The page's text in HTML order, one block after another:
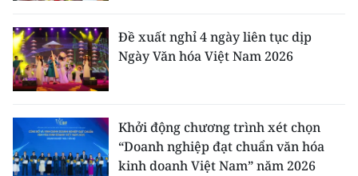
Đề xuất nghỉ 4 ngày liên tục dịp
Ngày Văn hóa Việt Nam 2026
Khởi động chương trình xét chọn
“Doanh nghiệp đạt chuẩn văn hóa
kinh doanh Việt Nam” năm 2026